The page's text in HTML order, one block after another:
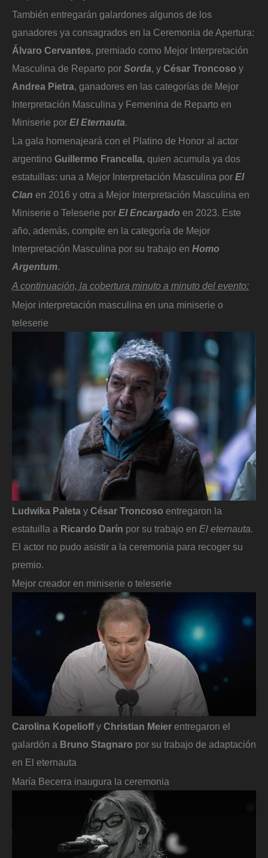
También entregarán galardones algunos de los
ganadores ya consagrados en la Ceremonia de Apertura:
Álvaro Cervantes, premiado como Mejor Interpretación
Masculina de Reparto por Sorda, y César Troncoso y
Andrea Pietra, ganadores en las categorías de Mejor
Interpretación Masculina y Femenina de Reparto en
Miniserie por El Eternauta.
La gala homenajeará con el Platino de Honor al actor
argentino Guillermo Francella, quien acumula ya dos
estatuillas: una a Mejor Interpretación Masculina por El
Clan en 2016 y otra a Mejor Interpretación Masculina en
Miniserie o Teleserie por El Encargado en 2023. Este
año, además, compite en la categoría de Mejor
Interpretación Masculina por su trabajo en Homo
Argentum.
A continuación, la cobertura minuto a minuto del evento:
Mejor interpretación masculina en una miniserie o
teleserie
Ludwika Paleta y César Troncoso entregaron la
estatuilla a Ricardo Darín por su trabajo en El eternauta.
El actor no pudo asistir a la ceremonia para recoger su
premio.
Mejor creador en miniserie o teleserie
Carolina Kopelioffy Christian Meier entregaron el
galardón a Bruno Stagnaro por su trabajo de adaptación
en El eternauta
María Becerra inaugura la ceremonia